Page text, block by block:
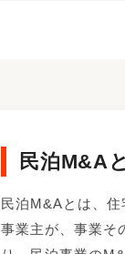
民泊M&A
民泊M&Aとは、
事業主が、事業そ